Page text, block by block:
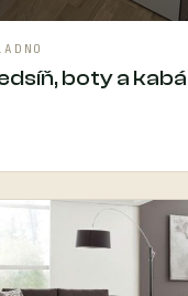
boty a